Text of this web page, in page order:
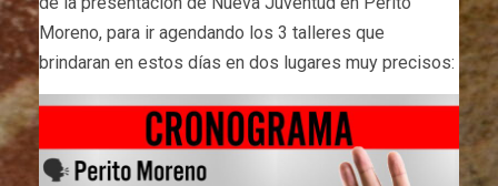
Moreno, para ir agendando los 3 talleres que
brindaran en estos días en dos lugares muy precisos: